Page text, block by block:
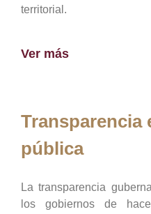
territorial.
Ver más
Transparencia
pública
La transparencia
los gobiernos de